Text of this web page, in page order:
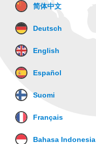
简体中文
Deutsch
English
Español
Suomi
Français
Bahasa Indonesia